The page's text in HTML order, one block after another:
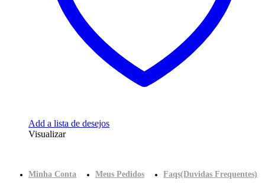
Add a lista de desejos
Visualizar
Minha Conta Meus Pedidos Faqs(Duvidas Frequentes)